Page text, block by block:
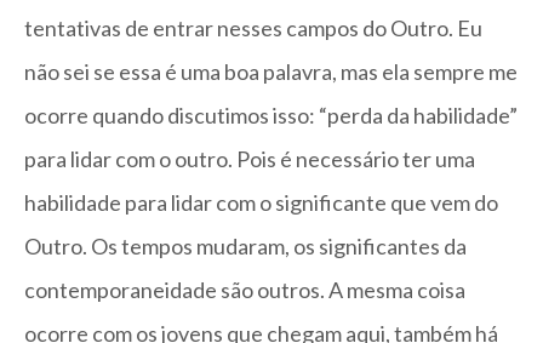
tentativas de entrar nesses campos do Outro. Eu
não sei se essa é uma boa palavra, mas ela sempre me
ocorre quando discutimos isso: “perda da habilidade”
para lidar com o outro. Pois é necessário ter uma
habilidade para lidar com o significante que vem do
Outro. Os tempos mudaram, os significantes da
contemporaneidade são outros. A mesma coisa
ocorre com os jovens que chegam aqui, também há